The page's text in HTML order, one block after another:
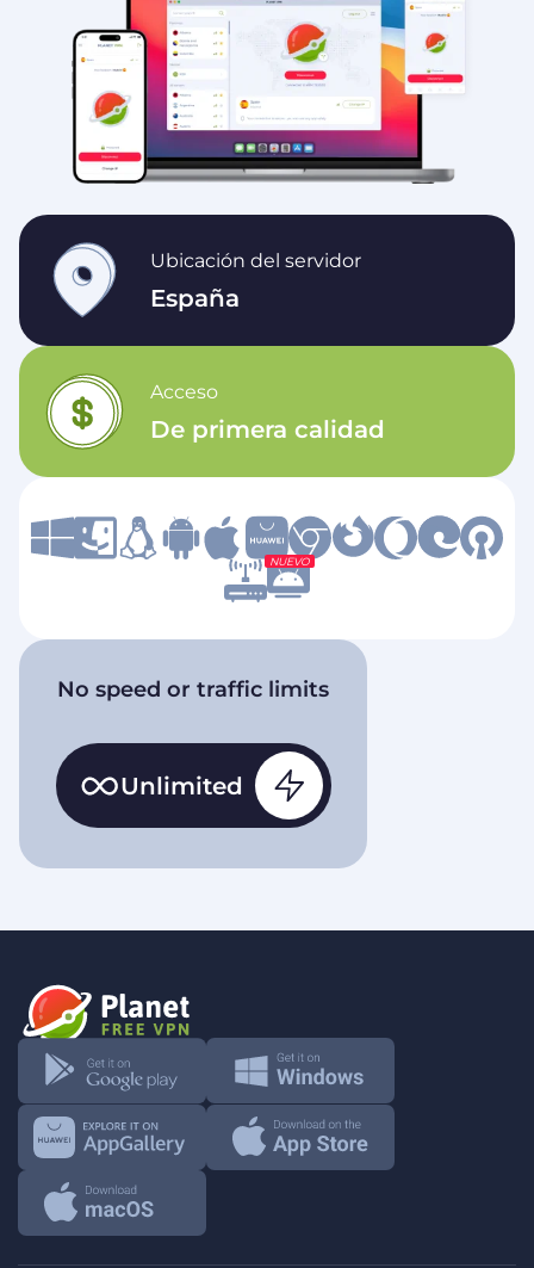
Ubicación del servidor
España
Acceso
De primera calidad
NUEVO
No speed or traffic limits
Unlimited